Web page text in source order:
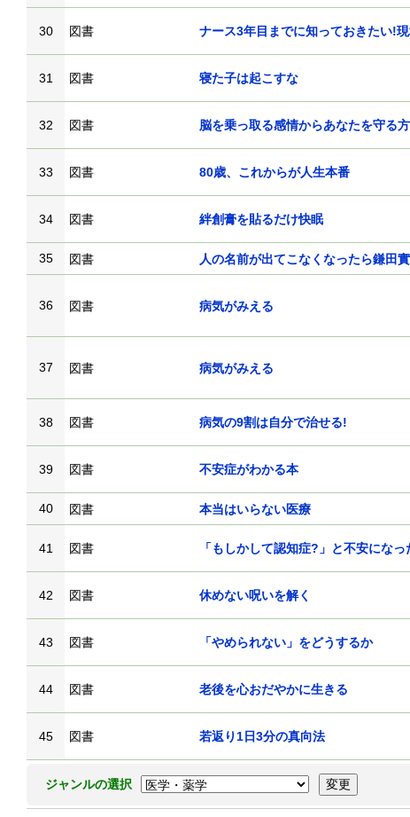
30 図書 ナース3年目までに知っておきたい!
31 図書 寝た子は起こすな
32 図書 脳を乗っ取る感情からあなたを守る
33 図書 80歳、これからが人生本番
34 図書 絆創膏を貼るだけ快眠
35 図書 人の名前が出てこなくなったら鎌田
36 図書 病気がみえる
37 図書 病気がみえる
38 図書 病気の9割は自分で治せる!
39 図書 不安症がわかる本
40 図書 本当はいらない医療
41 図書 「もしかして認知症?」と不安にな
42 図書 休めない呪いを解く
43 図書 「やめられない」をどうするか
44 図書 老後を心おだやかに生きる
45 図書 若返り1日3分の真向法
ジャンルの選択